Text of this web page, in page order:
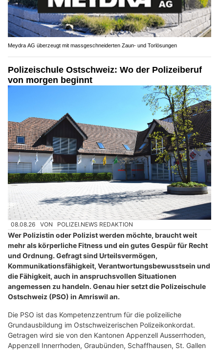
Meydra AG überzeugt mit massgeschneiderten Zaun- und Torlösungen
Polizeischule Ostschweiz: Wo der Polizeiberuf
von morgen beginnt
08.08.26 VON POLIZEI.NEWS REDAKTION
Wer Polizistin oder Polizist werden möchte, braucht weit
mehr als körperliche Fitness und ein gutes Gespür für Recht
und Ordnung. Gefragt sind Urteilsvermögen,
Kommunikationsfähigkeit, Verantwortungsbewusstsein und
die Fähigkeit, auch in anspruchsvollen Situationen
angemessen zu handeln. Genau hier setzt die Polizeischule
Ostschweiz (PSO) in Amriswil an.
Die PSO ist das Kompetenzzentrum für die polizeiliche
Grundausbildung im Ostschweizerischen Polizeikonkordat.
Getragen wird sie von den Kantonen Appenzell Ausserrhoden,
Appenzell Innerrhoden, Graubünden, Schaffhausen, St. Gallen